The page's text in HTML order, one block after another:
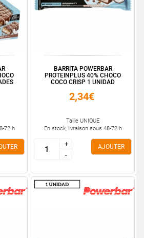
72 h
BARRITA POWERBAR
PROTEINPLUS 40% CHOCO
COCO CRISP 1 UNIDAD
2,34€
Taille UNIQUE
En stock, livraison sous 48-72 h
+
-
+
-
AJOUTER